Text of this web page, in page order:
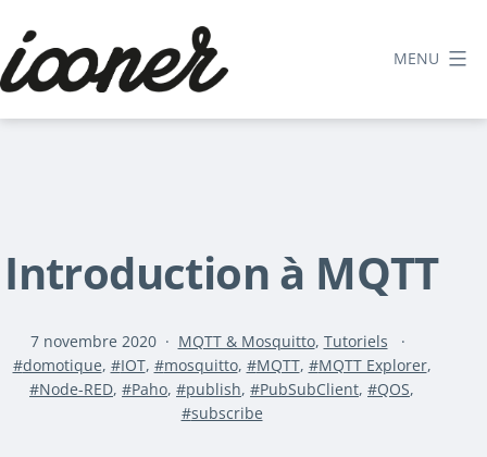
contenu
MENU
Introduction à MQTT
Publié
le
7 novembre 2020
Catégorisé
comme
MQTT & Mosquitto, Tutoriels
Étiqueté
domotique, IOT, mosquitto, MQTT, MQTT Explorer,
Node-RED, Paho, publish, PubSubClient, QOS,
subscribe